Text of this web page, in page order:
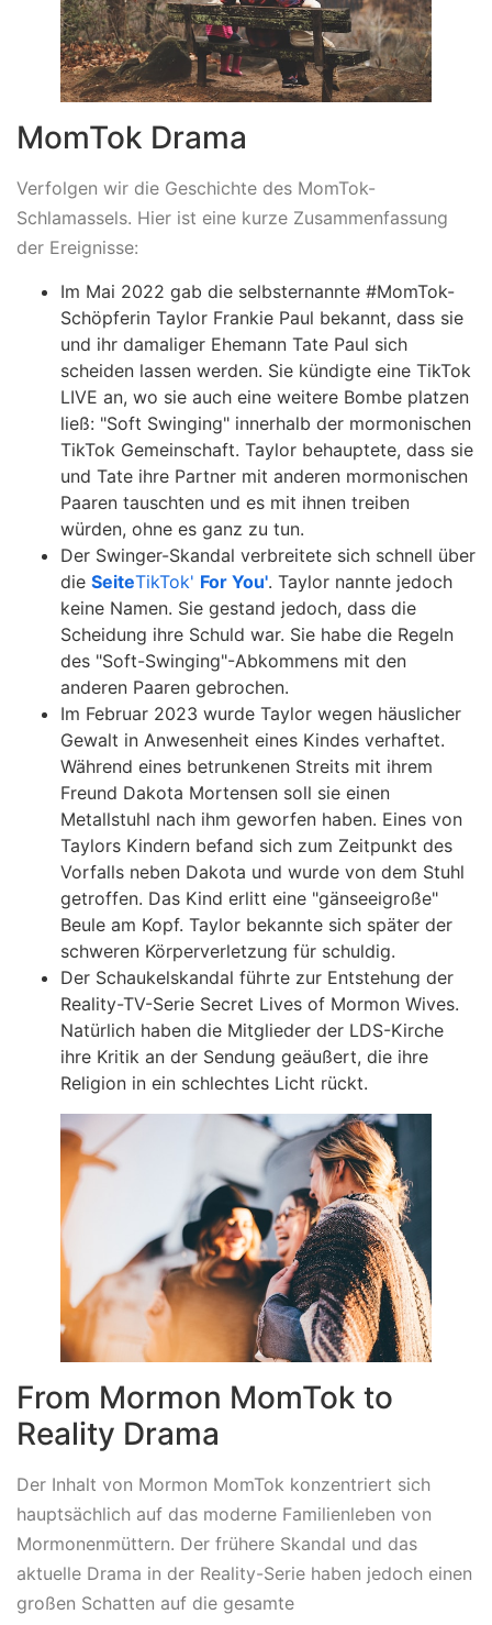
MomTok Drama
Verfolgen wir die Geschichte des MomTok-
Schlamassels. Hier ist eine kurze Zusammenfassung
der Ereignisse:
Im Mai 2022 gab die selbsternannte #MomTok-
Schöpferin Taylor Frankie Paul bekannt, dass sie
und ihr damaliger Ehemann Tate Paul sich
scheiden lassen werden. Sie kündigte eine TikTok
LIVE an, wo sie auch eine weitere Bombe platzen
ließ: "Soft Swinging" innerhalb der mormonischen
TikTok Gemeinschaft. Taylor behauptete, dass sie
und Tate ihre Partner mit anderen mormonischen
Paaren tauschten und es mit ihnen treiben
würden, ohne es ganz zu tun.
Der Swinger-Skandal verbreitete sich schnell über
die SeiteTikTok' For You'. Taylor nannte jedoch
keine Namen. Sie gestand jedoch, dass die
Scheidung ihre Schuld war. Sie habe die Regeln
des "Soft-Swinging"-Abkommens mit den
anderen Paaren gebrochen.
Im Februar 2023 wurde Taylor wegen häuslicher
Gewalt in Anwesenheit eines Kindes verhaftet.
Während eines betrunkenen Streits mit ihrem
Freund Dakota Mortensen soll sie einen
Metallstuhl nach ihm geworfen haben. Eines von
Taylors Kindern befand sich zum Zeitpunkt des
Vorfalls neben Dakota und wurde von dem Stuhl
getroffen. Das Kind erlitt eine "gänseeigroße"
Beule am Kopf. Taylor bekannte sich später der
schweren Körperverletzung für schuldig.
Der Schaukelskandal führte zur Entstehung der
Reality-TV-Serie Secret Lives of Mormon Wives.
Natürlich haben die Mitglieder der LDS-Kirche
ihre Kritik an der Sendung geäußert, die ihre
Religion in ein schlechtes Licht rückt.
From Mormon MomTok to
Reality Drama
Der Inhalt von Mormon MomTok konzentriert sich
hauptsächlich auf das moderne Familienleben von
Mormonenmüttern. Der frühere Skandal und das
aktuelle Drama in der Reality-Serie haben jedoch einen
großen Schatten auf die gesamte